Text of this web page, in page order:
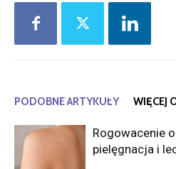
PODOBNE ARTYKUŁY WIĘCEJ
Rogowacenie
pielęgnacja i